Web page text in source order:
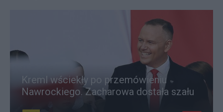
Kreml wściekły po przemówieniu
Nawrockiego. Zacharowa dostała szału